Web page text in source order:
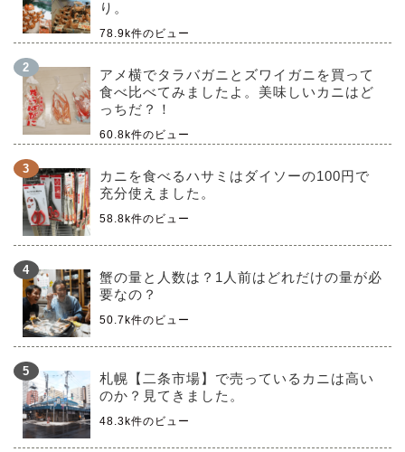
り。
78.9k件のビュー
アメ横でタラバガニとズワイガニを買って
食べ比べてみましたよ。美味しいカニはど
っちだ？！
60.8k件のビュー
カニを食べるハサミはダイソーの100円で
充分使えました。
58.8k件のビュー
蟹の量と人数は？1人前はどれだけの量が必
要なの？
50.7k件のビュー
札幌【二条市場】で売っているカニは高い
のか？見てきました。
48.3k件のビュー